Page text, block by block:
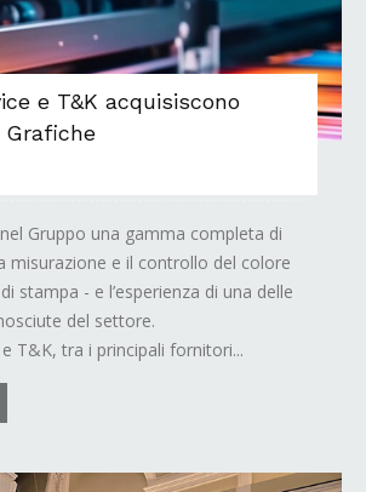
e T&K acquisiscono
Grafiche
Gruppo una gamma completa di
misurazione e il controllo del colore
stampa - e l’esperienza di una delle
del settore.
T&K, tra i principali fornitori...